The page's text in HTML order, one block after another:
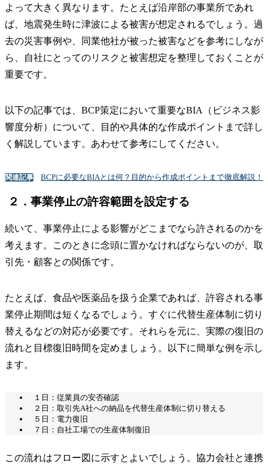
よって大きく異なります。たとえば沿岸部の事業所であれ
ば、地震発生時に津波による被害が想定されるでしょう。過
去の災害事例や、同業他社が被った被害などを参考にしなが
ら、自社にとってのリスクと被害想定を整理しておくことが
重要です。
以下の記事では、BCP策定において重要なBIA（ビジネス影
響度分析）について、目的や具体的な作成ポイントまで詳し
く解説しています。あわせて参考にしてください。
関連記事 BCPに必要なBIAとは何？目的から作成ポイントまで徹底解説！
２．事業停止の許容範囲を設定する
続いて、事業停止による影響がどこまでなら許されるのかを
考えます。このときに念頭に置かなければならないのが、取
引先・顧客との関係です。
たとえば、食品や医薬品を扱う企業であれば、許容される事
業停止期間は短くなるでしょう。すぐに代替生産体制に切り
替えるなどの対応が必要です。それらを元に、実際の復旧の
流れと目標復旧時間を定めましょう。以下に簡単な例を示し
ます。
１日：従業員の安否確認
２日：取引先A社への納品を代替生産体制に切り替える
５日：電力復旧
７日：自社工場での生産体制復旧
この流れはフロー図に示すとよいでしょう。協力会社と連携